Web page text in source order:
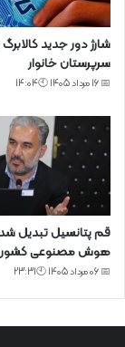
شارژ دور جدید کالابرگ
سرپرستان خانوار
📅 16 مرداد 1405 🕙14:04
قم پتانسیل تبدیل
هوش مصنوعی کشور
📅 06 مرداد 1405 🕙23:31